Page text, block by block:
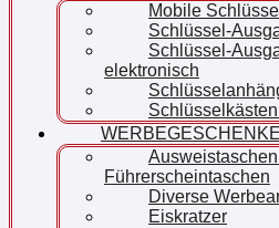
Mobile
Schlüssel-
Schlüssel-
elektronisch
WERBEGESCHENKE
Führerscheintaschen
Diverse
Eiskratzer